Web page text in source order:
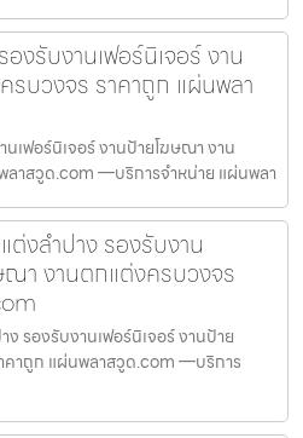
งรับงานเฟอร์นิเจอร์ งาน
บวงจร ราคาถูก แผ่นพลา
เฟอร์นิเจอร์ งานป้ายโฆษณา งาน
าสวูด.com —บริการจำหน่าย แผ่นพลา
งลำปาง รองรับงาน
ณา งานตกแต่งครบวงจร
รองรับงานเฟอร์นิเจอร์ งานป้าย
าถูก แผ่นพลาสวูด.com —บริการ